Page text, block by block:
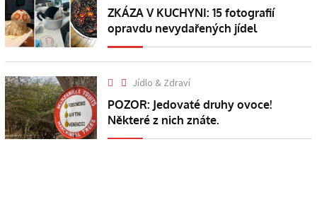
ZKÁZA V KUCHYNI: 15 fotografií
opravdu nevydařených jídel
Jídlo & Zdraví
POZOR: Jedovaté druhy ovoce!
Některé z nich znáte.